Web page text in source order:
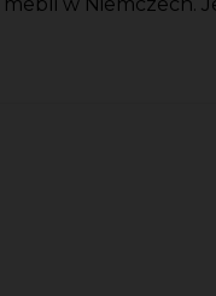
w Niemczech.